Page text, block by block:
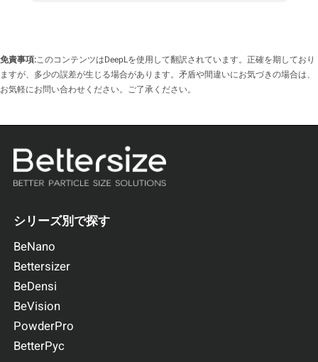
図2.ブランドAおよびBの脱脂粉乳・全脂粉乳の粒子径分布
全脂粉乳は、脱脂粉乳よりも平均粒子径が大きい
あります。
が見られました。
この違いは、ブランドごとの製造条件（噴霧乾燥時の温度
設定、ノズル圧力、ホモジナイザーの圧力・速度など）に
起因するものと考えられます。特に、ホモジナイザーの圧
力や時間が不十分だと、脂肪粒子が十分に分散されず、大
きな粒子が残存する可能性があります。
まとめ
免責事項:このコンテンツはDeepLを使用して翻訳されています。正確を期しており
ますが、多少の誤差が生じる場合があります。矛盾や間違いにお気づきの場合は、
お気軽にお問い合わせください。ご了承ください。
シリーズ別で探す
BeNano
Bettersizer
BeDensi
BeVision
PowderPro
BetterPyc